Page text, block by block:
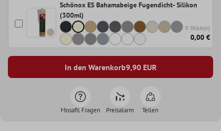
Schönox ES Bahamabeige Fugendicht- Silikon
(300ml)
0 Stück(e)
0,00 €
In den Warenkorb9,90EUR
Mosafil Fragen Preisalarm Teilen